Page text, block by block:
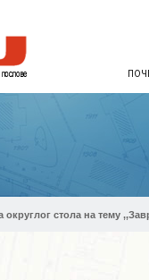
округлог стола на тему